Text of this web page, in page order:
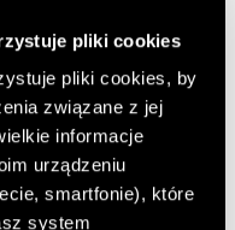
pliki cookies
pliki cookies, by
związane z jej
informacje
urządzeniu
smartfonie), które
system
się w malowaniu
przez korony drzew.
porze roku, gdy